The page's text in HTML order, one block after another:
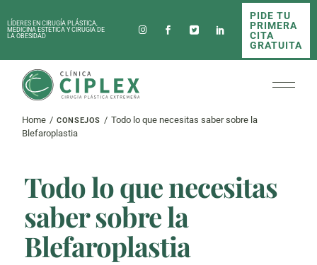
to
theLÍDERES EN CIRUGÍA PLÁSTICA,
MEDICINA ESTÉTICA Y CIRUGÍA DE
LA OBESIDAD
PIDE TU
PRIMERA
CITA
GRATUITA
Home CONSEJOS
Todo lo que necesitas saber sobre la
Blefaroplastia
Todo lo que necesitas
saber sobre la
Blefaroplastia